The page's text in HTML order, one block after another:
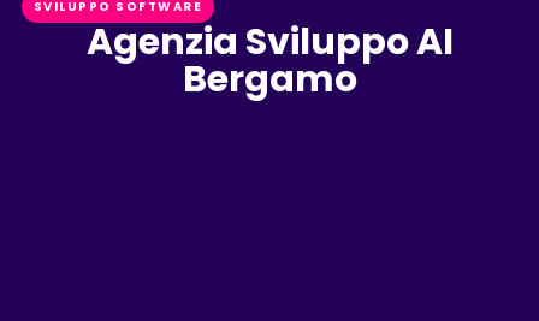
SVILUPPO SOFTWARE
Agenzia Sviluppo AI
Bergamo